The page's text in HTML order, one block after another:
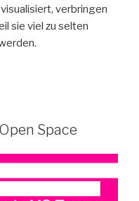
verbringen
sie viel zu selten
Space